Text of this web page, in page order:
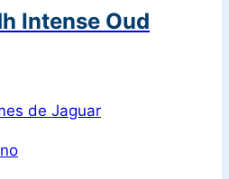
Intense Oud
de Jaguar